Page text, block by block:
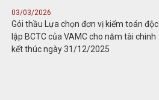
03/03/2026
Gói thầu Lựa chọn đơn vị kiểm toán độc
lập BCTC của VAMC cho năm tài chinh
kết thúc ngày 31/12/2025